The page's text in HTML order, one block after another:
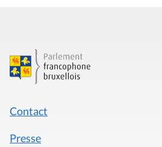
Contact
Presse